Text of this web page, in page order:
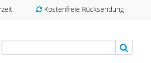
Kostenfreie Rücksendung